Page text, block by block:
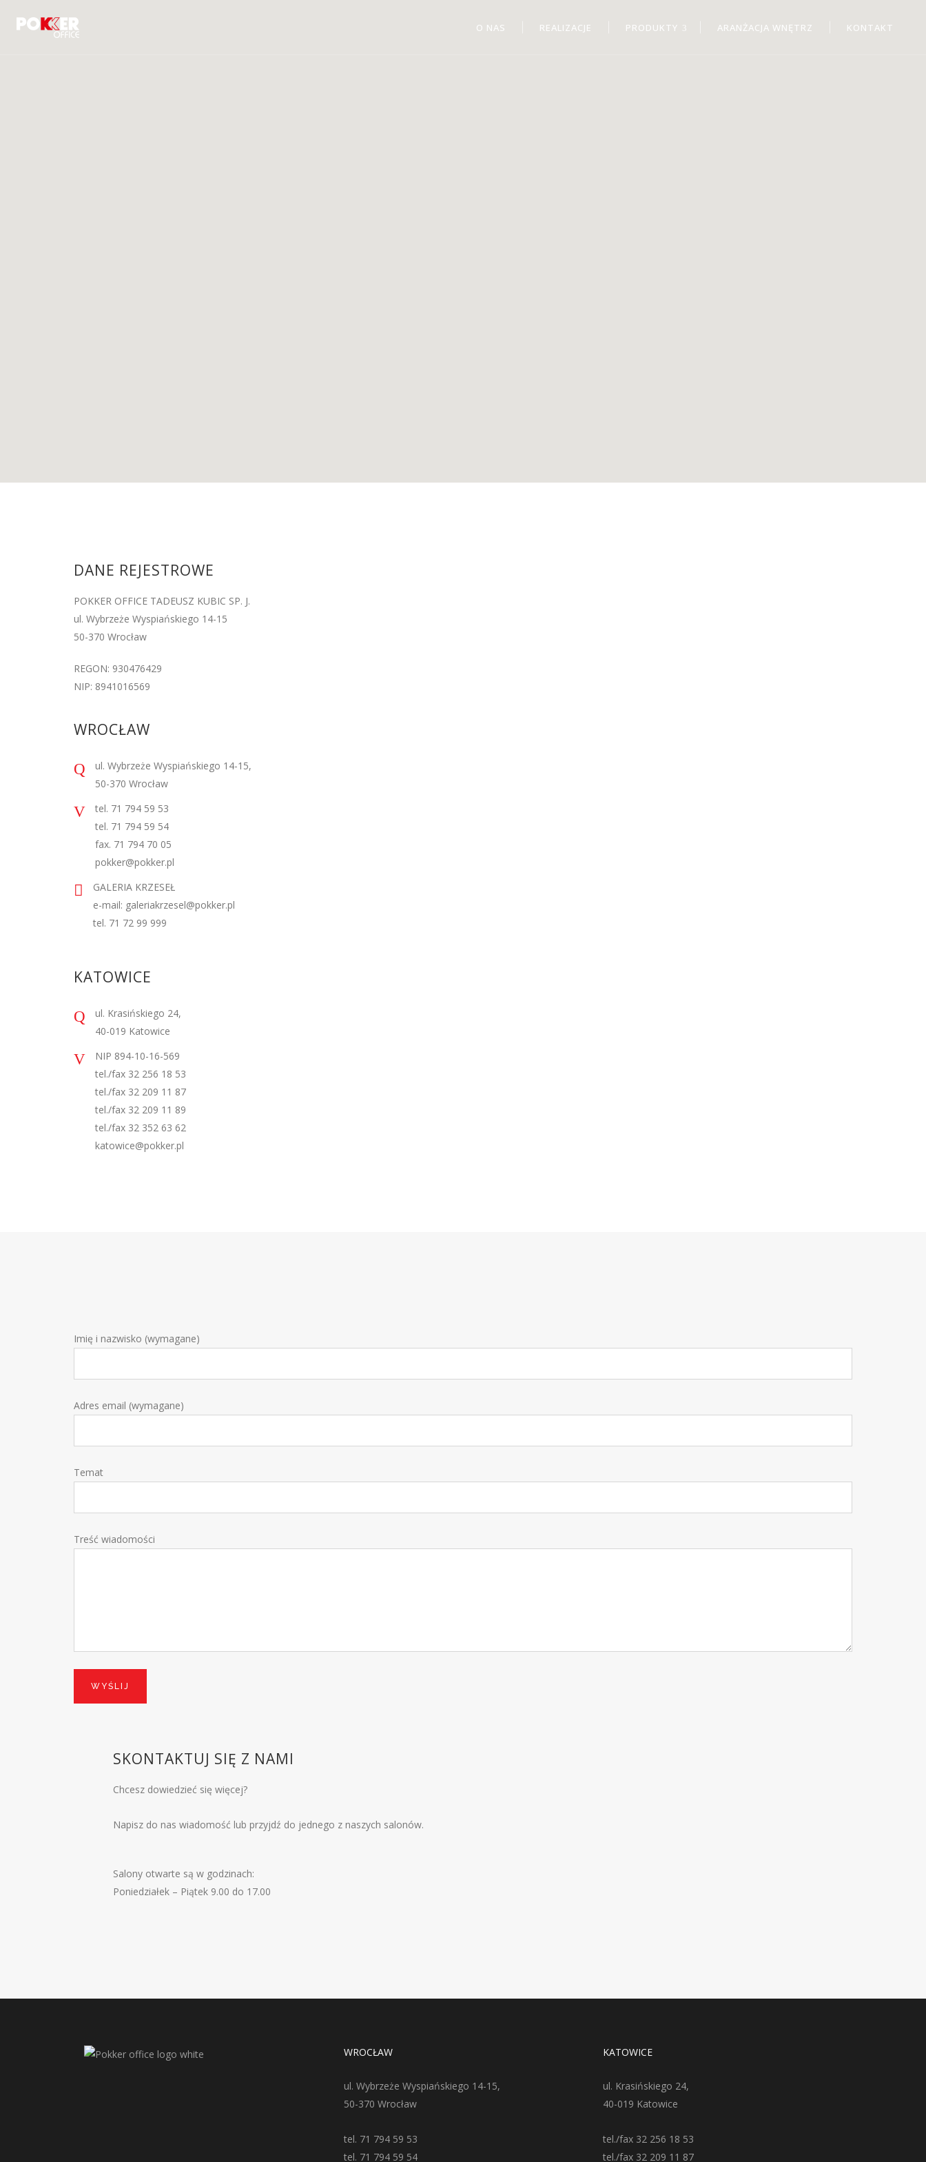
O NAS REALIZACJE PRODUKTY ARANŻACJA WNĘTRZ KONTAKT
DANE REJESTROWE
POKKER OFFICE TADEUSZ KUBIC SP. J.
ul. Wybrzeże Wyspiańskiego 14-15
50-370 Wrocław
REGON: 930476429
NIP: 8941016569
WROCŁAW
ul. Wybrzeże Wyspiańskiego 14-15,
50-370 Wrocław
tel. 71 794 59 53
tel. 71 794 59 54
fax. 71 794 70 05
pokker@pokker.pl
GALERIA KRZESEŁ
e-mail: galeriakrzesel@pokker.pl
tel. 71 72 99 999
KATOWICE
ul. Krasińskiego 24,
40-019 Katowice
NIP 894-10-16-569
tel./fax 32 256 18 53
tel./fax 32 209 11 87
tel./fax 32 209 11 89
tel./fax 32 352 63 62
katowice@pokker.pl
Imię i nazwisko (wymagane)
Adres email (wymagane)
Temat
Treść wiadomości
SKONTAKTUJ SIĘ Z NAMI
Chcesz dowiedzieć się więcej?
Napisz do nas wiadomość lub przyjdź do jednego z naszych salonów.
Salony otwarte są w godzinach:
Poniedziałek – Piątek 9.00 do 17.00
WROCŁAW
ul. Wybrzeże Wyspiańskiego 14-15,
50-370 Wrocław
tel. 71 794 59 53
tel. 71 794 59 54
KATOWICE
ul. Krasińskiego 24,
40-019 Katowice
tel./fax 32 256 18 53
tel./fax 32 209 11 87